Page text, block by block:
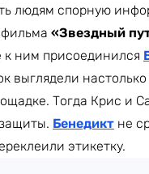
людям спорную
«Звездный
к ним присоединился
выглядели
Тогда Крис и
Бенедикт не
этикетку.